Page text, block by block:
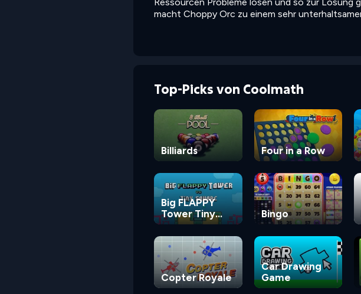
Ressourcen Probleme lösen und so zur Lösung
macht Choppy Orc zu einem sehr
Top-Picks von Coolmath
Billiards Four in a Row
Big FLAPPY
Tower Tiny
Square
Bingo
Copter Royale
Car Drawing
Game